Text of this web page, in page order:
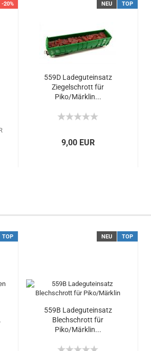
-20% NEU TOP
559D Ladeguteinsatz
Ziegelschrott für
Piko/Märklin...
9,00 EUR
TOP NEU TOP
559B Ladeguteinsatz
Blechschrott für
Piko/Märklin...